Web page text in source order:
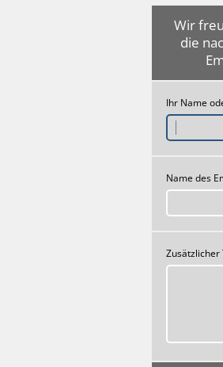
Wir
die
Ihr Name
Name des
Zusätzlicher